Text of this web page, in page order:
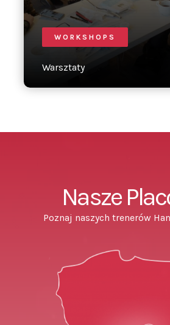
WORKSHOPS
Warsztaty
Nasze
Poznaj naszych trenerów